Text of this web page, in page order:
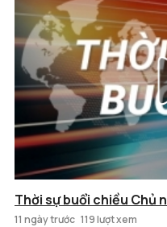
Thời sự buổi chiều Chủ
11 ngày trước 119 lượt xem